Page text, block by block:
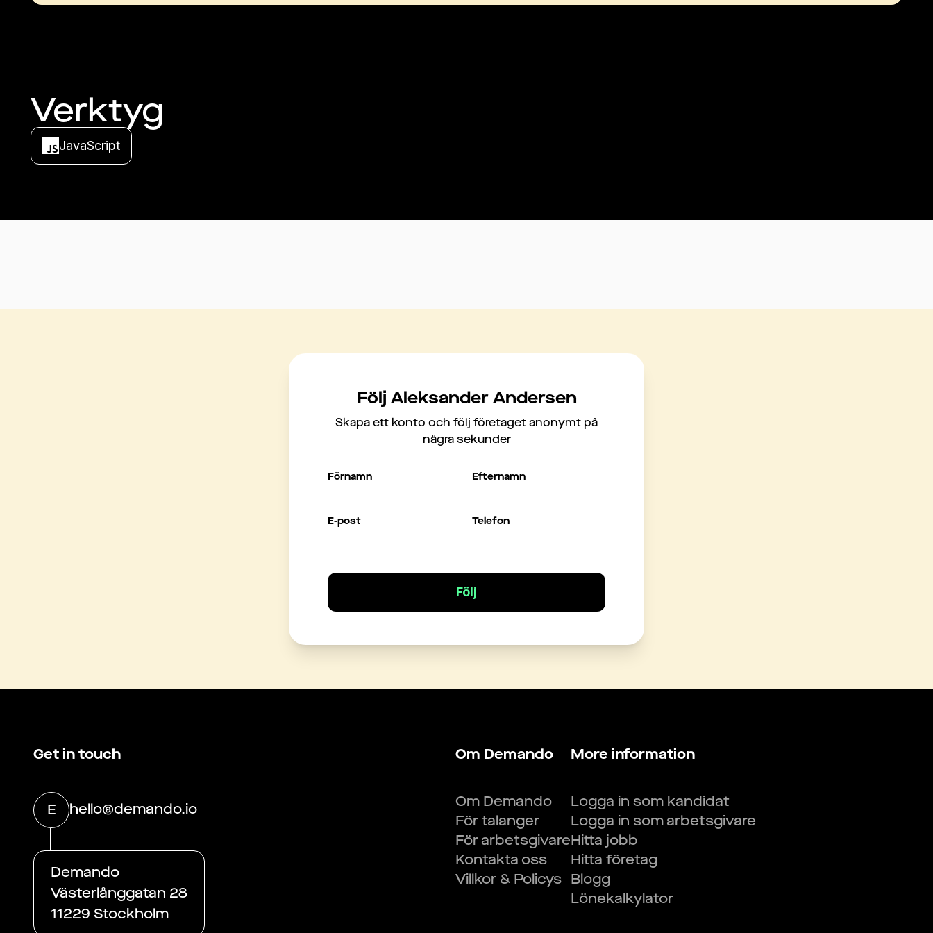
Verktyg
JavaScript
Följ Aleksander Andersen
Skapa ett konto och följ företaget anonymt på
några sekunder
Förnamn Efternamn
E-post Telefon
Följ
Get in touch
E hello@demando.io
Demando
Västerlånggatan 28
11229 Stockholm
Om Demando
Om Demando
För talanger
För arbetsgivare
Kontakta oss
Villkor & Policys
More information
Logga in som kandidat
Logga in som arbetsgivare
Hitta jobb
Hitta företag
Blogg
Lönekalkylator